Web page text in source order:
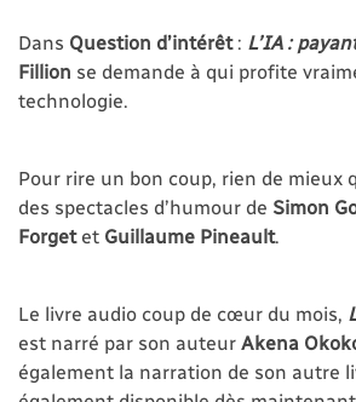
Dans Question d’intérêt : L’IA :
Fillion se demande à qui profite
technologie.
Pour rire un bon coup, rien de mieux
des spectacles d’humour de Simon
Forget et Guillaume Pineault.
Le livre audio coup de cœur du mois,
est narré par son auteur Akena
également la narration de son autre